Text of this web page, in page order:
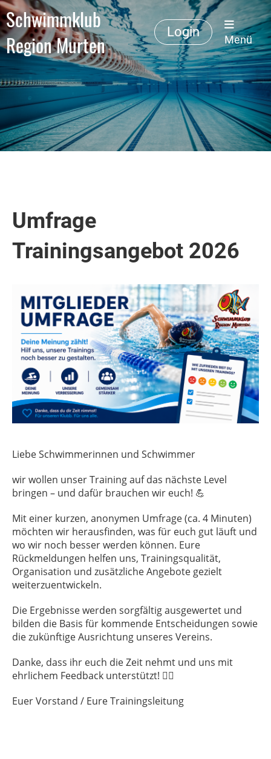
Schwimmklub
Region Murten
Login
Menü
Umfrage
Trainingsangebot 2026
Liebe Schwimmerinnen und Schwimmer
wir wollen unser Training auf das nächste Level
bringen – und dafür brauchen wir euch! 💪
Mit einer kurzen, anonymen Umfrage (ca. 4 Minuten)
möchten wir herausfinden, was für euch gut läuft und
wo wir noch besser werden können. Eure
Rückmeldungen helfen uns, Trainingsqualität,
Organisation und zusätzliche Angebote gezielt
weiterzuentwickeln.
Die Ergebnisse werden sorgfältig ausgewertet und
bilden die Basis für kommende Entscheidungen sowie
die zukünftige Ausrichtung unseres Vereins.
Danke, dass ihr euch die Zeit nehmt und uns mit
ehrlichem Feedback unterstützt! 🏊‍♂️
Euer Vorstand / Eure Trainingsleitung